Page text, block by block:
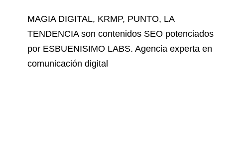
MAGIA DIGITAL, KRMP, PUNTO, LA
TENDENCIAson contenidos SEO potenciados
por ESBUENISIMO LABS. Agencia experta en
comunicación digital